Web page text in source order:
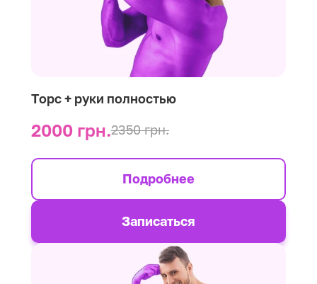
Торс + руки полностью
2000 грн.2350 грн.
Подробнее
Записаться